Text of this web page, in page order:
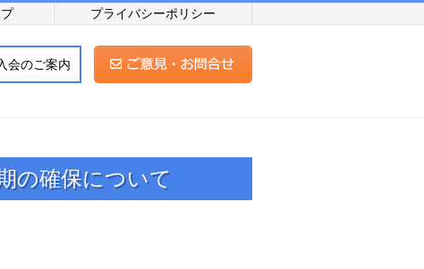
プライバシーポリシー
会のご案内
の確保について